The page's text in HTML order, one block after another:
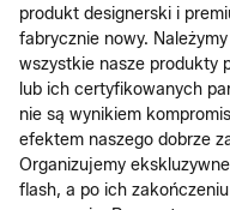
produkt designerski i
fabrycznie nowy.
wszystkie nasze produkty
lub ich certyfikowanych
nie są wynikiem
efektem naszego dobrze
Organizujemy
flash, a po ich